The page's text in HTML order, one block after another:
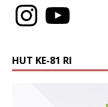
HUT KE-81 RI